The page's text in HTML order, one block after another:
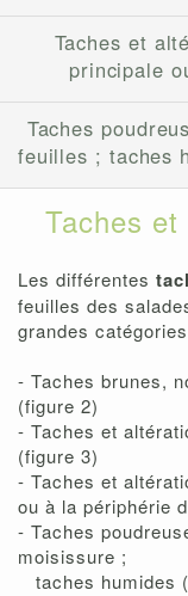
Taches et
principale
Taches
feuilles ; taches
Taches
Les différentes
feuilles des
grandes
- Taches brunes,
(figure 2)
- Taches et
(figure 3)
- Taches et
ou à la périphérie
- Taches
moisissure ;
taches humides